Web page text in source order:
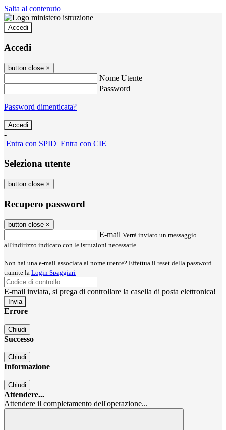
Salta al contenuto
Accedi
Accedi
button close ×
Nome Utente
Password
Password dimenticata?
-
Entra con SPID Entra con CIE
Seleziona utente
button close ×
Recupero password
button close ×
E-mail Verrà inviato un messaggio
all'indirizzo indicato con le istruzioni necessarie.
Non hai una e-mail associata al nome utente? Effettua il reset della password
tramite la Login Spaggiari
E-mail inviata, si prega di controllare la casella di posta elettronica!
Errore
Chiudi
Successo
Chiudi
Informazione
Chiudi
Attendere...
Attendere il completamento dell'operazione...